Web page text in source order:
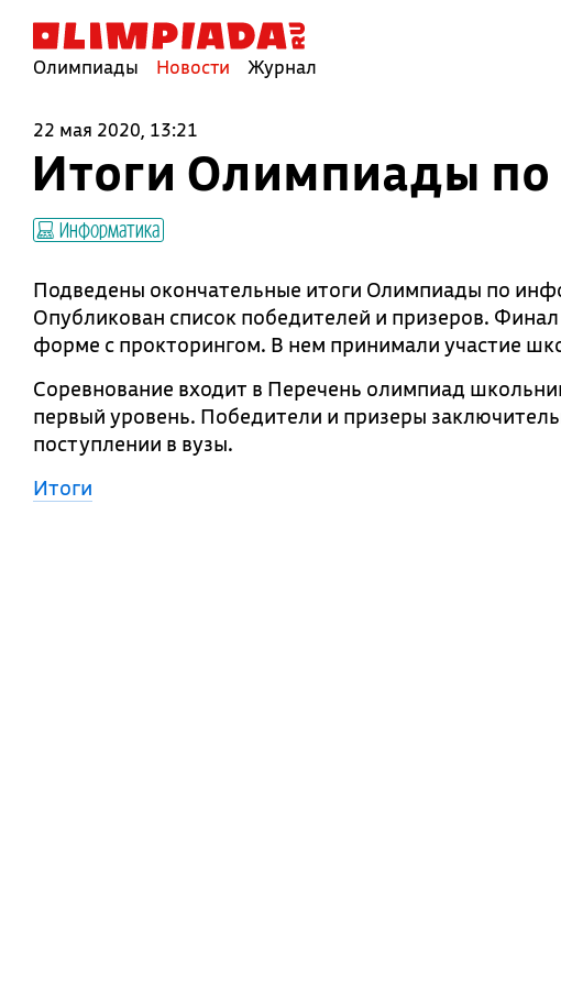
Олимпиады Новости Журнал
22 мая 2020, 13:21
Итоги Олимпиады
Информатика
Подведены окончательные итоги Олимпиады по
Опубликован список победителей и призеров.
форме с прокторингом. В нем принимали участие
Соревнование входит в Перечень олимпиад
первый уровень. Победители и призеры
поступлении в вузы.
Итоги